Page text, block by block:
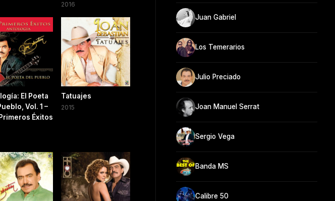
2016
El Poeta
Vol. 1 –
Éxitos
Tatuajes
2015
Juan Gabriel
Los Temerarios
Julio Preciado
Joan Manuel Serrat
Sergio Vega
Banda MS
Calibre 50